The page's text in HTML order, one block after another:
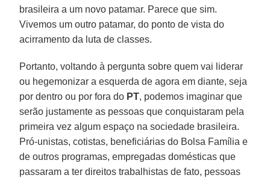
brasileira a um novo patamar. Parece que sim.
Vivemos um outro patamar, do ponto de vista do
acirramento da luta de classes.
Portanto, voltando à pergunta sobre quem vai liderar
ou hegemonizar a esquerda de agora em diante, seja
por dentro ou por fora do PT, podemos imaginar que
serão justamente as pessoas que conquistaram pela
primeira vez algum espaço na sociedade brasileira.
Pró-unistas, cotistas, beneficiárias do Bolsa Família e
de outros programas, empregadas domésticas que
passaram a ter direitos trabalhistas de fato, pessoas